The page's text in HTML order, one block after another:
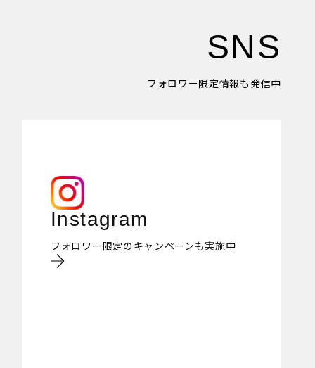
SNS
フォロワー限定情報も発信中
Instagram
フォロワー限定のキャンペーンも実施中